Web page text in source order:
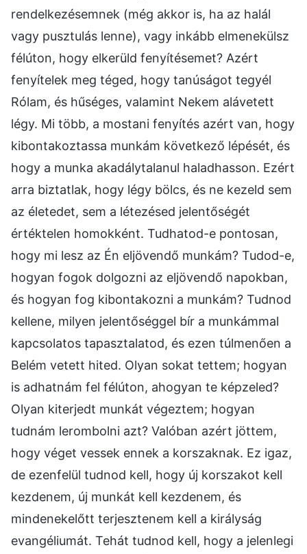
rendelkezésemnek (még akkor is, ha az halál
vagy pusztulás lenne), vagy inkább elmenekülsz
félúton, hogy elkerüld fenyítésemet? Azért
fenyítelek meg téged, hogy tanúságot tegyél
Rólam, és hűséges, valamint Nekem alávetett
légy. Mi több, a mostani fenyítés azért van, hogy
kibontakoztassa munkám következő lépését, és
hogy a munka akadálytalanul haladhasson. Ezért
arra biztatlak, hogy légy bölcs, és ne kezeld sem
az életedet, sem a létezésed jelentőségét
értéktelen homokként. Tudhatod-e pontosan,
hogy mi lesz az Én eljövendő munkám? Tudod-e,
hogyan fogok dolgozni az eljövendő napokban,
és hogyan fog kibontakozni a munkám? Tudnod
kellene, milyen jelentőséggel bír a munkámmal
kapcsolatos tapasztalatod, és ezen túlmenően a
Belém vetett hited. Olyan sokat tettem; hogyan
is adhatnám fel félúton, ahogyan te képzeled?
Olyan kiterjedt munkát végeztem; hogyan
tudnám lerombolni azt? Valóban azért jöttem,
hogy véget vessek ennek a korszaknak. Ez igaz,
de ezenfelül tudnod kell, hogy új korszakot kell
kezdenem, új munkát kell kezdenem, és
mindenekelőtt terjesztenem kell a királyság
evangéliumát. Tehát tudnod kell, hogy a jelenlegi